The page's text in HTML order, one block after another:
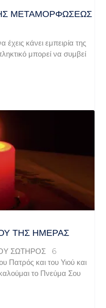
ΜΕΤΑΜΟΡΦΩΣΕΩΣ
κάνει εμπειρία της
μπορεί να συμβεί
ΤΗΣ ΗΜΈΡΑΣ
ΣΩΤΗΡΟΣ 6
Πατρός και του Υιού και
το Πνεύμα Σου